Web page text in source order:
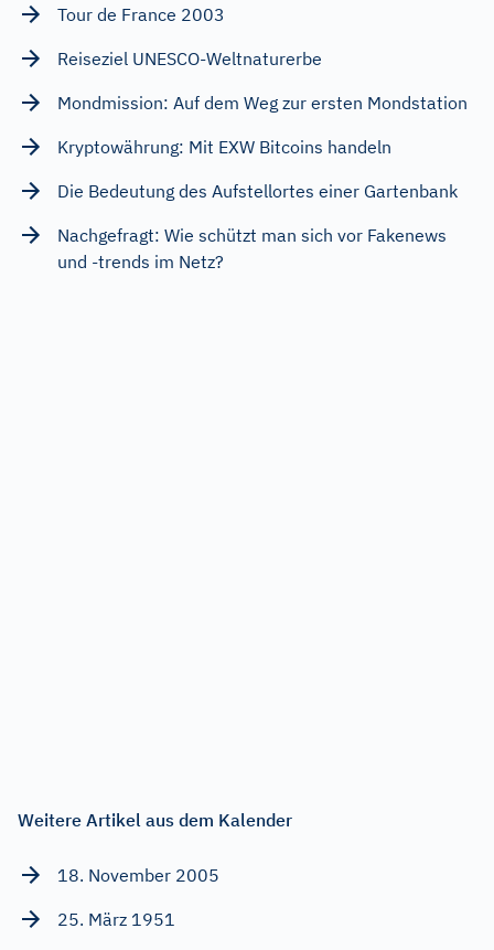
Tour de France 2003
Reiseziel UNESCO-Weltnaturerbe
Mondmission: Auf dem Weg zur ersten Mondstation
Kryptowährung: Mit EXW Bitcoins handeln
Die Bedeutung des Aufstellortes einer Gartenbank
Nachgefragt: Wie schützt man sich vor Fakenews
und -trends im Netz?
Weitere Artikel aus dem Kalender
18. November 2005
25. März 1951